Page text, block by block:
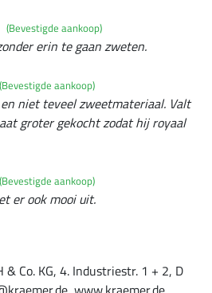
(Bevestigde aankoop)
erin te gaan zweten.
(Bevestigde aankoop)
niet teveel zweetmateriaal. Valt
groter gekocht zodat hij royaal
(Bevestigde aankoop)
er ook mooi uit.
Co. KG, 4. Industriestr. 1 + 2, D